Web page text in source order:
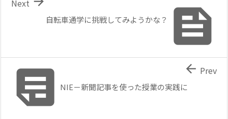

自転車通学に挑戦してみようかな？
Next
NIE－新聞記事を使った授業の実践に
 Prev